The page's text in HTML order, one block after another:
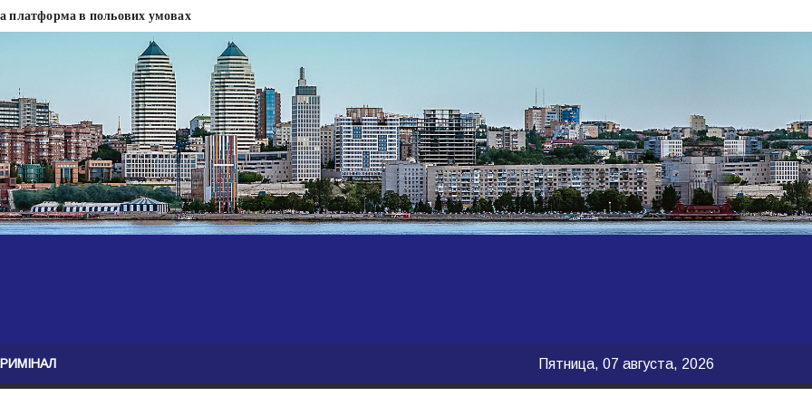
платформа в польових умовах
міськради Дніпра — ЗМІ
нелегального бізнесу, збагатився під час війни — ЗМІ
записали звернення про ситуацію на фронті
Безугла закликає валити Сирського
моду
керівництва армії
Пятница, 07 августа, 2026